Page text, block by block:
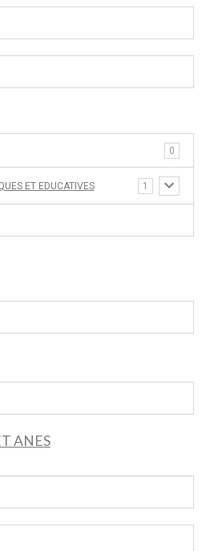
0
ET EDUCATIVES 1
ANES